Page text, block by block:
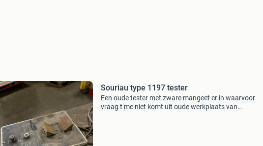
Souriau type 1197 tester
Een oude tester met zware mangeet er in waarvoor
vraag t me niet komt uit oude werkplaats van